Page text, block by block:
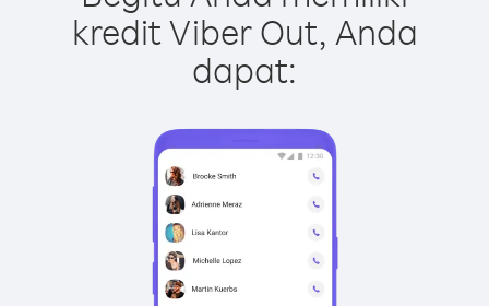
kredit Viber Out, Anda
dapat: